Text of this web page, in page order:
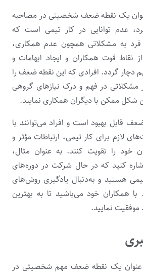
یک نقطه ضعف شخصیتی در مصاحبه
عدم توانایی در کار تیمی است که
فرد به مشکلاتی همچون عدم همکاری،
از نقاط قوت همکاران و ایجاد ابهامات و
دچار گردد. افرادی که این نقطه ضعف را
مشکلاتی در فهم و درک نیازهای گروهی
شکل ممکن با دیگران همکاری نمایند.
قابل بهبود است و افراد می‌توانند با
لازم برای کار تیمی، ارتباطات مؤثر و
خود را تقویت کنند. به عنوان مثال،
کنید که در حال شرکت در دوره‌های
هستید و به‌دنبال یادگیری روش‌های
با همکاران خود می‌باشید تا به بهترین
نمایید.
عنوان یک نقطه ضعف مهم شخصیتی در